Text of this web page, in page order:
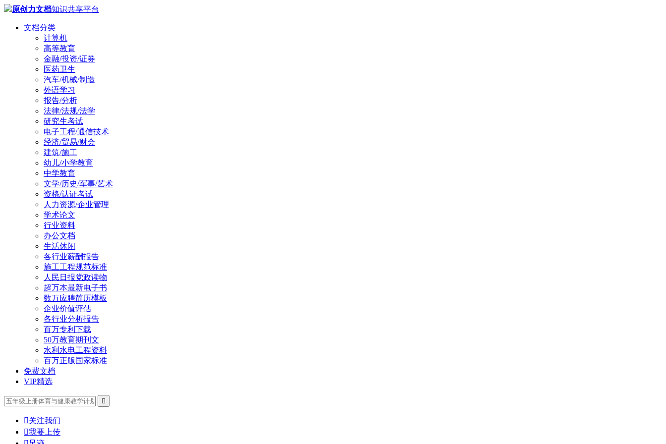
原创力文档知识共享平台
文档分类
计算机
高等教育
金融/投资/证券
医药卫生
汽车/机械/制造
外语学习
报告/分析
法律/法规/法学
研究生考试
电子工程/通信技术
经济/贸易/财会
建筑/施工
幼儿/小学教育
中学教育
文学/历史/军事/艺术
资格/认证考试
人力资源/企业管理
学术论文
行业资料
办公文档
生活休闲
各行业薪酬报告
施工工程规范标准
人民日报党政读物
超万本最新电子书
数万应聘简历模板
企业价值评估
各行业分析报告
百万专利下载
50万教育期刊文
水利水电工程资料
百万正版国家标准
免费文档
VIP精选

关注我们
我要上传